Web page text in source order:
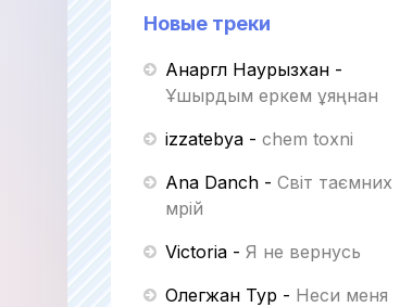
Новые треки
Анаргүл Наурызхан -
Ұшырдым еркем ұяңнан
izzatebya - chem toxni
Ana Danch - Світ таємних
мрій
Victoria - Я не вернусь
Олегжан Тур - Неси меня